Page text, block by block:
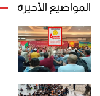
المواضيع الأخيرة